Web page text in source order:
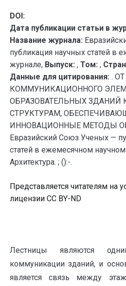
DOI:
Дата публикации статьи в
Название журнала:
публикация научных статей в
журнале, Выпуск: , Том: ,
Данные для цитирования: .
КОММУНИКАЦИОННОГО
ОБРАЗОВАТЕЛЬНЫХ ЗДАНИЙ
СТРУКТУРАМ,
ИННОВАЦИОННЫЕ МЕТОДЫ
Евразийский Союз Ученых —
статей в ежемесячном
Архитектура. ; ():-.
Представляется читателям на
лицензии CC BY-ND
Лестницы являются
коммуникации зданий, и
является связь между